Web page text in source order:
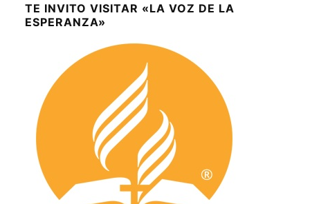
TE INVITO VISITAR «LA VOZ DE LA
ESPERANZA»